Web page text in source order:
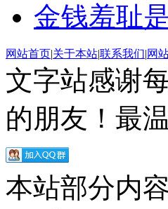
金钱羞耻
网站首页|关于本站|联系我们|网
文字站感谢
的朋友！最
本站部分内